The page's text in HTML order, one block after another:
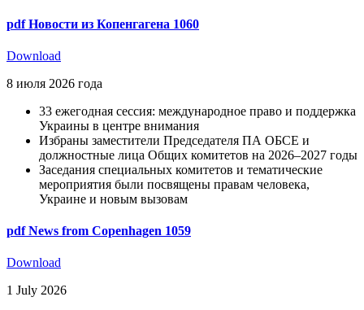
pdf Новости из Копенгагена 1060
Download
8 июля 2026 года
33 ежегодная сессия: международное право и поддержка
Украины в центре внимания
Избраны заместители Председателя ПА ОБСЕ и
должностные лица Общих комитетов на 2026–2027 годы
Заседания специальных комитетов и тематические
мероприятия были посвящены правам человека,
Украине и новым вызовам
pdf News from Copenhagen 1059
Download
1 July 2026